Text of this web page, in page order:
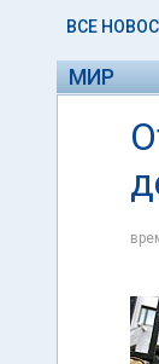
ВСЕ
МИР